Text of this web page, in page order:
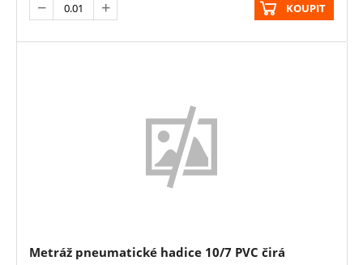
KOUPIT
Metráž pneumatické hadice 10/7 PVC čirá